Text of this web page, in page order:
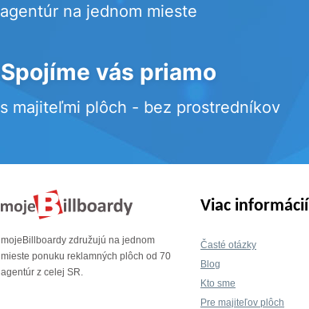
agentúr na jednom mieste
Spojíme vás priamo
s majiteľmi plôch - bez prostredníkov
mojeBillboardy združujú na jednom
mieste ponuku reklamných plôch od 70
agentúr z celej SR.
Viac informácií
Časté otázky
Blog
Kto sme
Pre majiteľov plôch